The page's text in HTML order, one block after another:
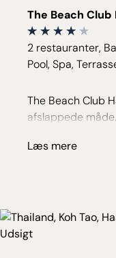
The Beach Club
2 restauranter,
Pool, Spa,
The Beach Club
afslappede
restauranten
den vestlige
betagende udsigt
Læs mere